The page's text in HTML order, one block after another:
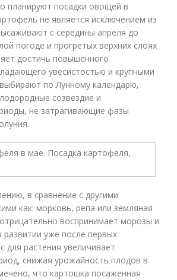
планируют посадки овощей в
не является исключением из
с середины апреля до
погоде и прогретых верхних слоях
достичь повышенного
увесистостью и крупными
по Лунному календарю,
созвездие и
не затрагивающие фазы
в сравнение с другими
как: морковь, репа или земляная
воспринимает морозы и
развитии уже после первых
для растения увеличивает
снижая урожайность плодов в
что картошка посаженная